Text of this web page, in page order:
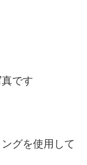
です
グを使用して